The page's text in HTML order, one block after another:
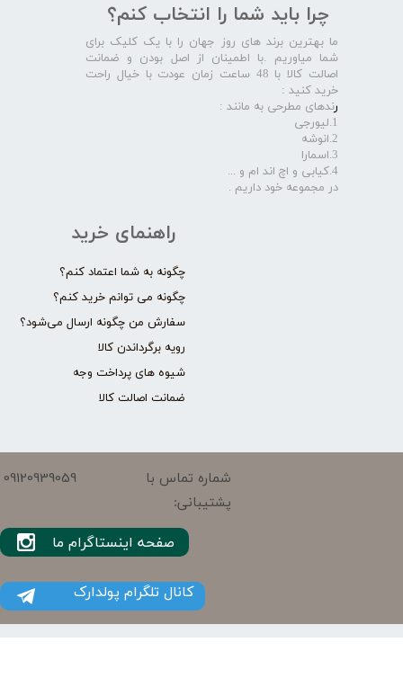
راهنمای خرید
چگونه به شما اعتماد کنم؟
چگونه می توانم خرید کنم؟
سفارش من چگونه ارسال می‌شود؟
رویه برگرداندن کالا
شیوه های پرداخت وجه
ضمانت اصالت کالا
چرا باید شما را انتخاب کنم؟
ما بهترین برند های روز جهان را با یک کلیک برای
شما میاوریم .با اطمینان از اصل بودن و ضمانت
اصالت کالا با 48 ساعت زمان عودت با خیال راحت
خرید کنید :
رندهای مطرحی به مانند :
1.لیورجی
2.انوشه
3.اسمارا
4.کیابی و اچ اند ام و ...
در مجموعه خود داریم .​​​​​​​
شماره تماس با
پشتیبانی:
09120939059
کانال تلگرام پولدارک
صفحه اینستاگرام ما